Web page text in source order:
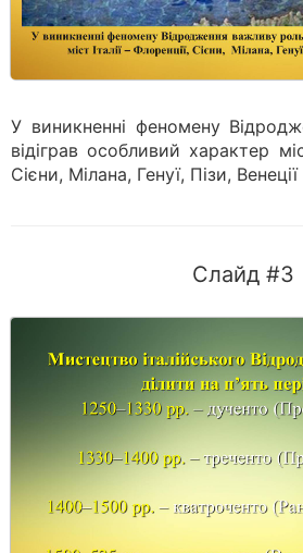
У виникненні феномену
відіграв особливий характер
Сієни, Мілана, Генуї, Пізи,
Слайд #3